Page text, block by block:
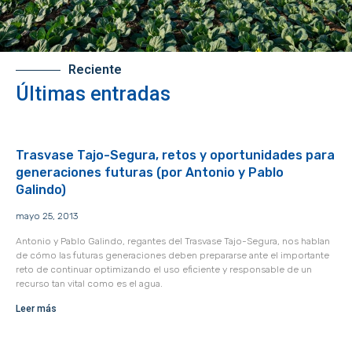
Reciente
Últimas entradas
Trasvase Tajo-Segura, retos y oportunidades para
generaciones futuras (por Antonio y Pablo
Galindo)
mayo 25, 2013
Antonio y Pablo Galindo, regantes del Trasvase Tajo-Segura, nos hablan
de cómo las futuras generaciones deben prepararse ante el importante
reto de continuar optimizando el uso eficiente y responsable de un
recurso tan vital como es el agua.
Leer más